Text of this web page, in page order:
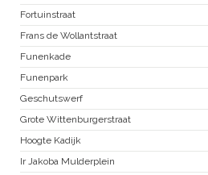
Fortuinstraat
Frans de Wollantstraat
Funenkade
Funenpark
Geschutswerf
Grote Wittenburgerstraat
Hoogte Kadijk
Ir Jakoba Mulderplein